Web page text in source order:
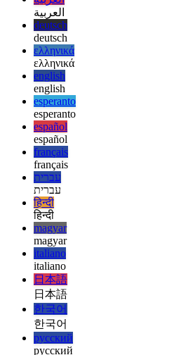
afrikaans
afrikaans
العربية
العربية
deutsch
deutsch
ελληνικά
ελληνικά
english
english
esperanto
esperanto
español
español
français
français
עברית
עברית
हिन्दी
हिन्दी
magyar
magyar
italiano
italiano
日本語
日本語
한국어